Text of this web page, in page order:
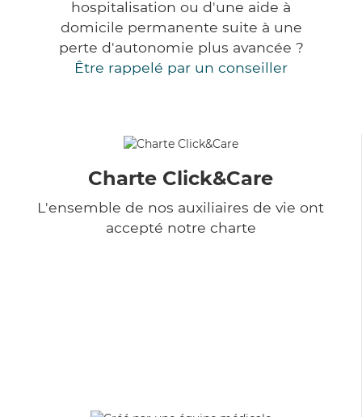
hospitalisation ou d'une aide à
domicile permanente suite à une
perte d'autonomie plus avancée ?
Être rappelé par un conseiller
Charte Click&Care
L'ensemble de nos auxiliaires de vie ont
accepté notre charte